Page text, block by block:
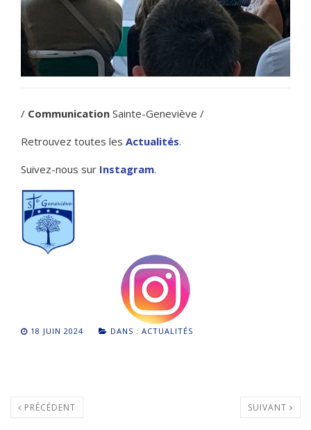
/ Communication Sainte-Geneviève /
Retrouvez toutes les Actualités.
Suivez-nous sur Instagram.
18 JUIN 2024 DANS : ACTUALITÉS
PRÉCÉDENT SUIVANT